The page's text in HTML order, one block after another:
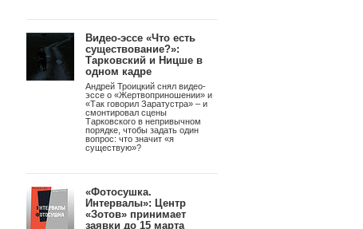
Видео-эссе «Что есть
существование?»:
Тарковский и Ницше в
одном кадре
Андрей Троицкий снял видео-
эссе о «Жертвоприношении» и
«Так говорил Заратустра» – и
смонтировал сцены
Тарковского в непривычном
порядке, чтобы задать один
вопрос: что значит «я
существую»?
«Фотосушка.
Интервалы»: Центр
«Зотов» принимает
заявки до 15 марта